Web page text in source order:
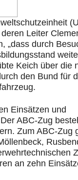
Leiter
„dass durch
Keich über die
den Bund für
Einsätzen und
ABC-Zug
Zum ABC-Zug
an zehn